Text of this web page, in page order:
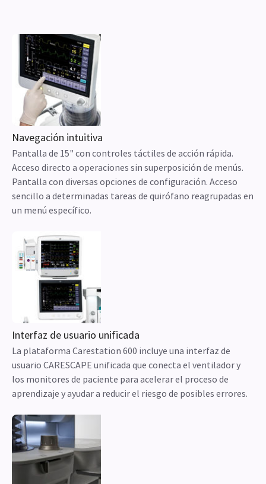
Navegación intuitiva
Pantalla de 15" con controles táctiles de acción rápida.
Acceso directo a operaciones sin superposición de menús.
Pantalla con diversas opciones de configuración. Acceso
sencillo a determinadas tareas de quirófano reagrupadas en
un menú específico.
Interfaz de usuario unificada
La plataforma Carestation 600 incluye una interfaz de
usuario CARESCAPE unificada que conecta el ventilador y
los monitores de paciente para acelerar el proceso de
aprendizaje y ayudar a reducir el riesgo de posibles errores.